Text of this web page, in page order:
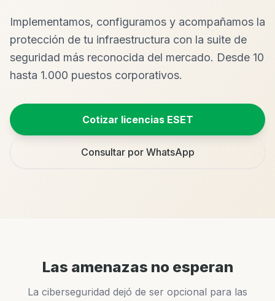
Implementamos, configuramos y acompañamos la
protección de tu infraestructura con la suite de
seguridad más reconocida del mercado. Desde 10
hasta 1.000 puestos corporativos.
Cotizar licencias ESET
Consultar por WhatsApp
Las amenazas no esperan
La ciberseguridad dejó de ser opcional para las